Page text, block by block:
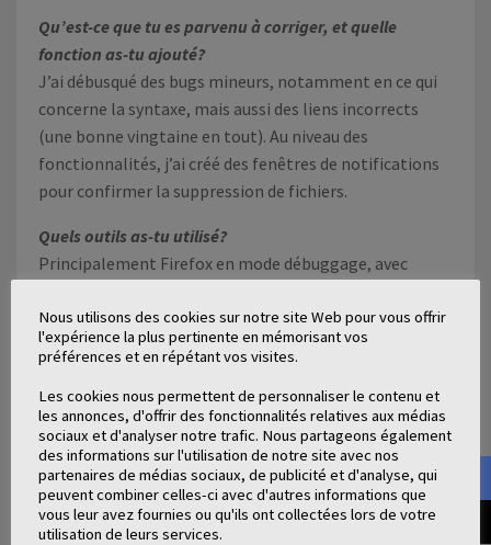
Qu’est-ce que tu es parvenu à corriger, et quelle
fonction as-tu ajouté?
J’ai débusqué des bugs mineurs, notamment en ce qui
concerne la syntaxe, mais aussi des liens incorrects
(une bonne vingtaine en tout). Au niveau des
fonctionnalités, j’ai créé des fenêtres de notifications
pour confirmer la suppression de fichiers.
Quels outils as-tu utilisé?
Principalement Firefox en mode débuggage, avec
code. Si j’étais déjà familier avec Linux, ce n’était pas le
cas du développement web, que je découvrais pour la
Quels ont été les principaux défis pour toi?
L’apprentissage du développement web, et
d’AngularJS. La mise en place de mon environnement
de travail, à base de Docker et de module Node.js, a été
ardue.
Nous utilisons des cookies sur notre site Web pour vous offrir
l'expérience la plus pertinente en mémorisant vos
préférences et en répétant vos visites.
Les cookies nous permettent de personnaliser le contenu et
les annonces, d'offrir des fonctionnalités relatives aux médias
sociaux et d'analyser notre trafic. Nous partageons également
des informations sur l'utilisation de notre site avec nos
partenaires de médias sociaux, de publicité et d'analyse, qui
peuvent combiner celles-ci avec d'autres informations que
vous leur avez fournies ou qu'ils ont collectées lors de votre
utilisation de leurs services.